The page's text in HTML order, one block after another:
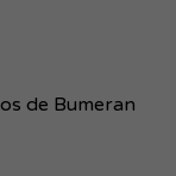
de Bumeran